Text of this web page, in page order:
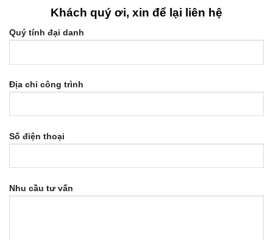
Khách quý ơi, xin để lại liên hệ
Quý tính đại danh
Địa chỉ công trình
Số điện thoại
Nhu cầu tư vấn